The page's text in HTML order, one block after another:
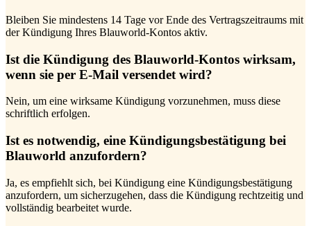
Bleiben Sie mindestens 14 Tage vor Ende des Vertragszeitraums mit
der Kündigung Ihres Blauworld-Kontos aktiv.
Ist die Kündigung des Blauworld-Kontos wirksam,
wenn sie per E-Mail versendet wird?
Nein, um eine wirksame Kündigung vorzunehmen, muss diese
schriftlich erfolgen.
Ist es notwendig, eine Kündigungsbestätigung bei
Blauworld anzufordern?
Ja, es empfiehlt sich, bei Kündigung eine Kündigungsbestätigung
anzufordern, um sicherzugehen, dass die Kündigung rechtzeitig und
vollständig bearbeitet wurde.